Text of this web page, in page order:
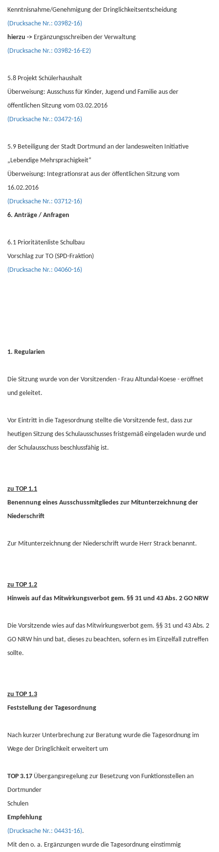
Kenntnisnahme/Genehmigung der Dringlichkeitsentscheidung
(Drucksache Nr.: 03982-16)
hierzu -> Ergänzungsschreiben der Verwaltung
(Drucksache Nr.: 03982-16-E2)
5.8 Projekt Schülerhaushalt
Überweisung: Ausschuss für Kinder, Jugend und Familie aus der
öffentlichen Sitzung vom 03.02.2016
(Drucksache Nr.: 03472-16)
5.9 Beteiligung der Stadt Dortmund an der landesweiten Initiative
„Lebendige Mehrsprachigkeit“
Überweisung: Integrationsrat aus der öffentlichen Sitzung vom
16.02.2016
(Drucksache Nr.: 03712-16)
6. Anträge / Anfragen
6.1 Prioritätenliste Schulbau
Vorschlag zur TO (SPD-Fraktion)
(Drucksache Nr.: 04060-16)
1. Regularien
Die Sitzung wurde von der Vorsitzenden - Frau Altundal-Koese - eröffnet
und geleitet.
Vor Eintritt in die Tagesordnung stellte die Vorsitzende fest, dass zur
heutigen Sitzung des Schulausschusses fristgemäß eingeladen wurde und
der Schulausschuss beschlussfähig ist.
zu TOP 1.1
Benennung eines Ausschussmitgliedes zur Mitunterzeichnung der
Niederschrift
Zur Mitunterzeichnung der Niederschrift wurde Herr Strack benannt.
zu TOP 1.2
Hinweis auf das Mitwirkungsverbot gem. §§ 31 und 43 Abs. 2 GO NRW
Die Vorsitzende wies auf das Mitwirkungsverbot gem. §§ 31 und 43 Abs. 2
GO NRW hin und bat, dieses zu beachten, sofern es im Einzelfall zutreffen
sollte.
zu TOP 1.3
Feststellung der Tagesordnung
Nach kurzer Unterbrechung zur Beratung wurde die Tagesordnung im
Wege der Dringlichkeit erweitert um
TOP 3.17 Übergangsregelung zur Besetzung von Funktionsstellen an
Dortmunder
Schulen
Empfehlung
(Drucksache Nr.: 04431-16).
Mit den o. a. Ergänzungen wurde die Tagesordnung einstimmig